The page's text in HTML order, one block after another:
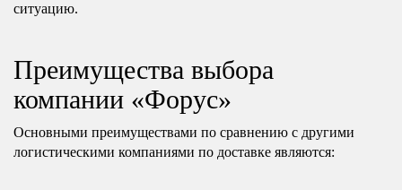
ситуацию.
Преимущества выбора
компании «Форус»
Основными преимуществами по сравнению с другими
логистическими компаниями по доставке являются: